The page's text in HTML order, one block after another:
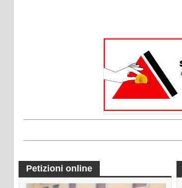
Petizioni online